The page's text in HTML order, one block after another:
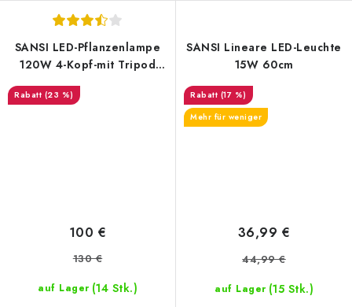
SANSI LED-Pflanzenlampe
120W 4-Kopf-mit Tripod
Stativ
(23 %)
auf Lager (14 Stk.)
100 €
130 €
SANSI Lineare LED-Leuchte
15W 60cm
(17 %)
Mehr für weniger
auf Lager (15 Stk.)
36,99 €
44,99 €